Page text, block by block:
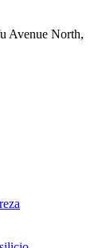
Avenue North,